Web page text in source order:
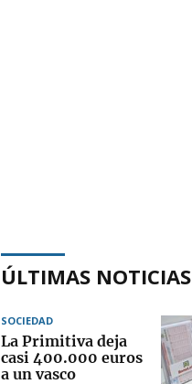
ÚLTIMAS NOTICIAS
SOCIEDAD
La Primitiva deja
casi 400.000 euros
a un vasco